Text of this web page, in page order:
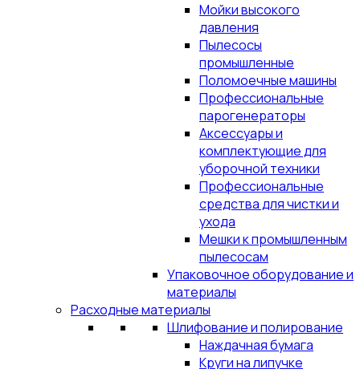
Мойки высокого
давления
Пылесосы
промышленные
Поломоечные машины
Профессиональные
парогенераторы
Аксессуары и
комплектующие для
уборочной техники
Профессиональные
средства для чистки и
ухода
Мешки к промышленным
пылесосам
Упаковочное оборудование и
материалы
Расходные материалы
Шлифование и полирование
Наждачная бумага
Круги на липучке